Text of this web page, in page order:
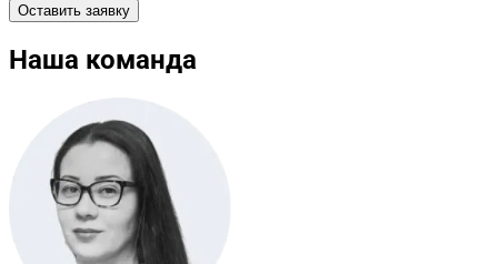
Оставить заявку
Наша команда